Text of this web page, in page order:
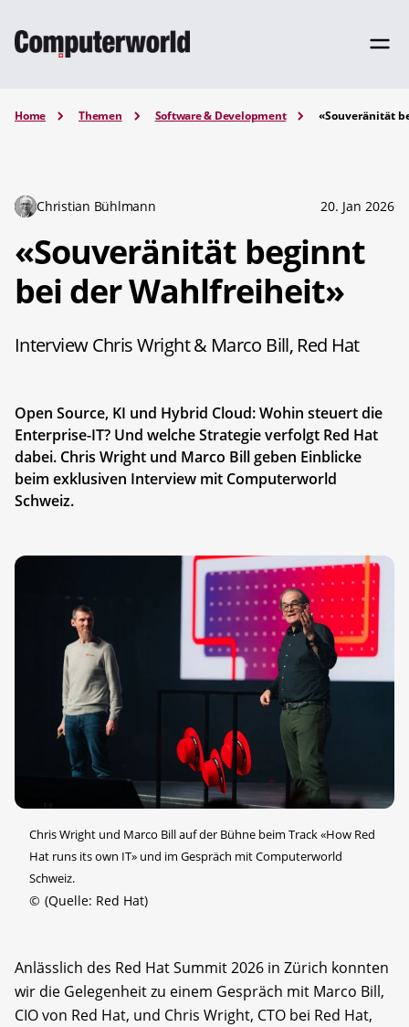
Home Themen Software & Development «Souveränität
Christian Bühlmann 20. Jan 2026
«Souveränität beginnt
bei der Wahlfreiheit»
Interview Chris Wright & Marco Bill, Red Hat
Open Source, KI und Hybrid Cloud: Wohin steuert die
Enterprise-IT? Und welche Strategie verfolgt Red Hat
dabei. Chris Wright und Marco Bill geben Einblicke
beim exklusiven Interview mit Computerworld
Schweiz.
Chris Wright und Marco Bill auf der Bühne beim Track «How Red
Hat runs its own IT» und im Gespräch mit Computerworld
Schweiz.
© (Quelle: Red Hat)
Anlässlich des Red Hat Summit 2026 in Zürich konnten
wir die Gelegenheit zu einem Gespräch mit Marco Bill,
CIO von Red Hat, und Chris Wright, CTO bei Red Hat,